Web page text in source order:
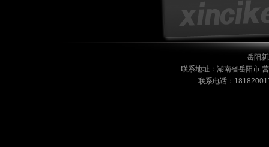
岳阳
联系地址：湖南省岳阳市
联系电话：